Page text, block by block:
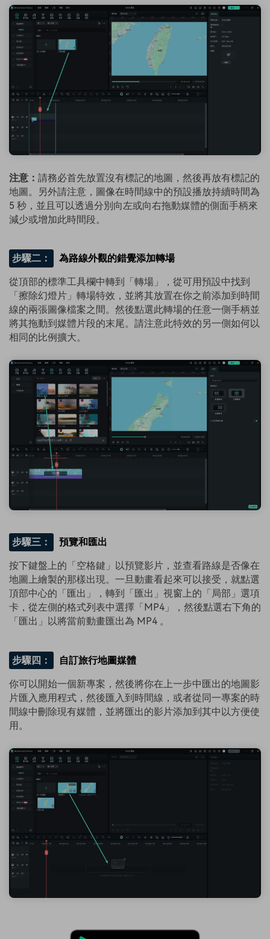
注意： 請務必首先放置沒有標記的地圖，然後再放有標記的
地圖。另外請注意，圖像在時間線中的預設播放持續時間為
5 秒，並且可以透過分別向左或向右拖動媒體的側面手柄來
減少或增加此時間段。
步驟二： 為路線外觀的錯覺添加轉場
從頂部的標準工具欄中轉到「轉場」，從可用預設中找到
「擦除幻燈片」轉場特效，並將其放置在你之前添加到時間
線的兩張圖像檔案之間。然後點選此轉場的任意一側手柄並
將其拖動到媒體片段的末尾。請注意此特效的另一側如何以
相同的比例擴大。
步驟三： 預覽和匯出
按下鍵盤上的「空格鍵」以預覽影片，並查看路線是否像在
地圖上繪製的那樣出現。一旦動畫看起來可以接受，就點選
頂部中心的「匯出」，轉到「匯出」視窗上的「局部」選項
卡，從左側的格式列表中選擇「MP4」，然後點選右下角的
「匯出」以將當前動畫匯出為 MP4 。
步驟四： 自訂旅行地圖媒體
你可以開始一個新專案，然後將你在上一步中匯出的地圖影
片匯入應用程式，然後匯入到時間線，或者從同一專案的時
間線中刪除現有媒體，並將匯出的影片添加到其中以方便使
用。